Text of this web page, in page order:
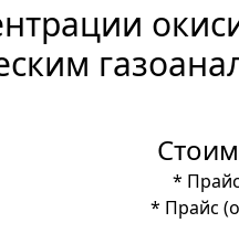
*
* Прайс